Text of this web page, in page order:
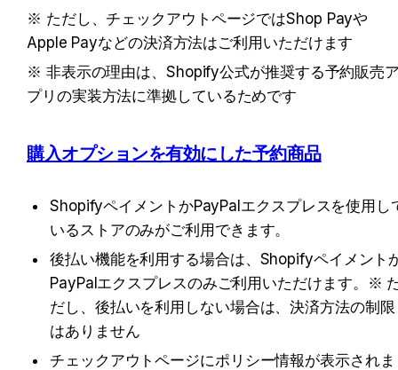
※ ただし、チェックアウトページではShop Payや
Apple Payなどの決済方法はご利用いただけます
※ 非表示の理由は、Shopify公式が推奨する予約販売
プリの実装方法に準拠しているためです
購入オプションを有効にした予約商品
ShopifyペイメントかPayPalエクスプレスを使用し
いるストアのみがご利用できます。
後払い機能を利用する場合は、Shopifyペイメント
PayPalエクスプレスのみご利用いただけます。※
だし、後払いを利用しない場合は、決済方法の制限
はありません
チェックアウトページにポリシー情報が表示されま